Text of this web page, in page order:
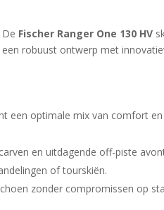
Fischer Ranger One 130 HV
robuust ontwerp met
een optimale mix van comfort
en uitdagende off-piste
of tourskiën.
zonder compromissen op